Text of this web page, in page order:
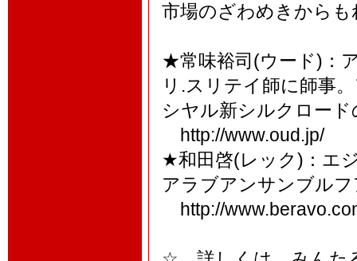
市場のざわめきから
★常味裕司(ウード)：
リ.スリテイ師に師事
シヤル新シルクロード
http://www.oud.jp/
★和田啓(レック)：エ
アラブアンサンブル
http://